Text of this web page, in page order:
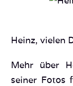
Heinz, vielen
Mehr über
seiner Fotos